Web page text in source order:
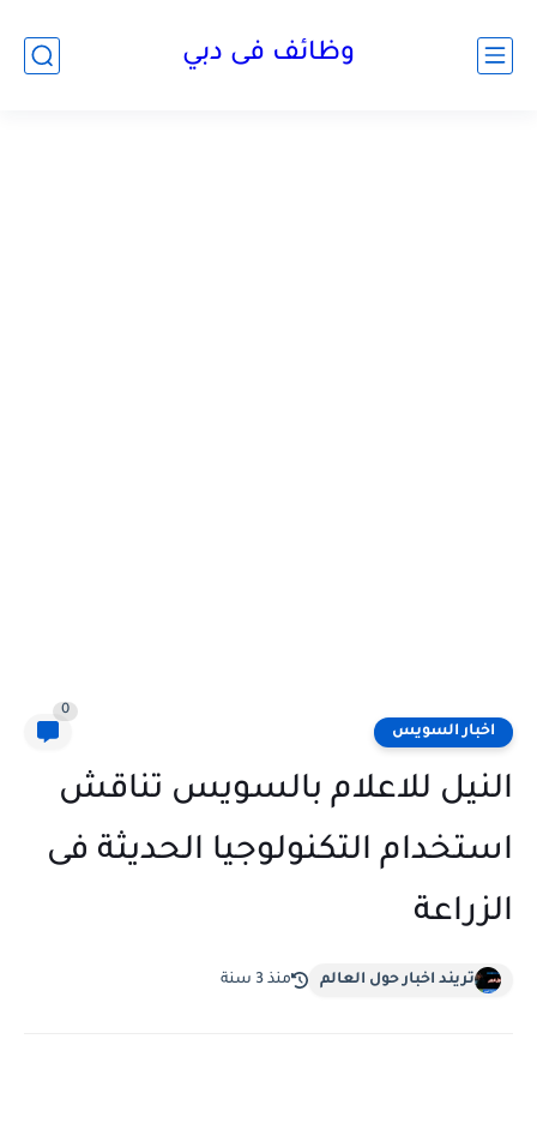
وظائف فى دبي
اخبار السويس
0
النيل للاعلام ​​بالسويس تناقش
استخدام التكنولوجيا الحديثة فى
الزراعة
تريند اخبار حول العالم منذ 3 سنة